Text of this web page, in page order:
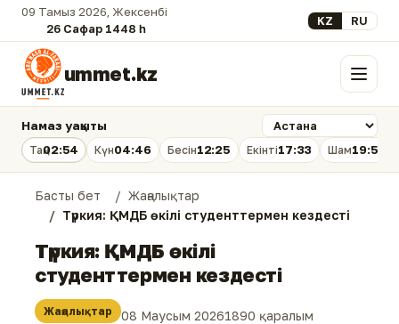
09 Тамыз 2026, Жексенбі
26 Сафар 1448 һ.
Select your
KZ RU
ummet.kz Мәзір
Намаз уақыты
Таң02:54 Күн04:46 Бесін12:25 Екінті17:33 Шам19:53
Басты бет
Жаңалықтар
Түркия: ҚМДБ өкілі студенттермен кездесті
Түркия: ҚМДБ өкілі
студенттермен кездесті
Жаңалықтар 08 Маусым 20261890 қаралым